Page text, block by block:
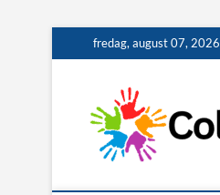
to
fredag, august 07, 2026